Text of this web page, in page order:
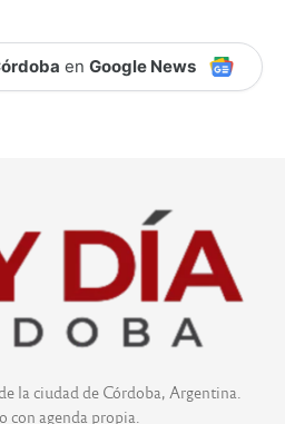
en Google News
la ciudad de Córdoba, Argentina.
con agenda propia.